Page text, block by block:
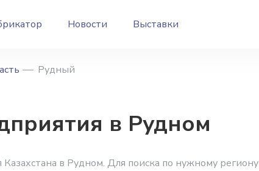
Новости Выставки
Рудный
в Рудном
в Рудном. Для поиска по нужному региону